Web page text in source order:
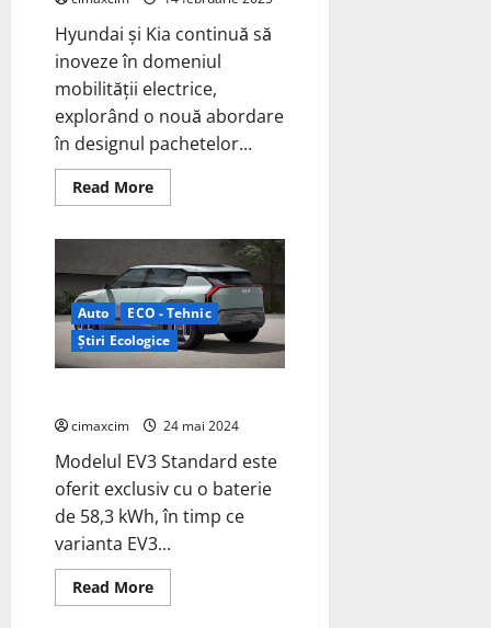
Hyundai și Kia continuă să
inoveze în domeniul
mobilității electrice,
explorând o nouă abordare
în designul pachetelor...
Read MoreRead
more
și
Kia
Reinventează
Designul
Vehiculelor
Electrice:
Integrarea
Bateriilor
în
Auto
ECO - Tehnic
Știri Ecologice
cimaxcim 24 mai 2024
Modelul EV3 Standard este
oferit exclusiv cu o baterie
de 58,3 kWh, în timp ce
varianta EV3...
Read MoreRead
more